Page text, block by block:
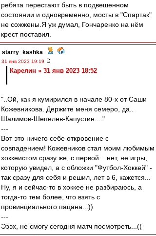
ребята перестают быть в подвешенном
состоянии и одновременно, мосты в "Спартак"
не сожжены.Я уж думал, Гончаренко на нём
крест поставил.
starry_kashka -
31 янв 2023 19:19
Карелин » 31 янв 2023 18:52
"..Ой, как я кумирился в начале 80-х от Саши
Кожевникова. Держите меня семеро, да..
Шалимов-Шепелев-Капустин...."
---
Вот это ничего себе откровение с
совпадением! Кожевников стал моим любимым
хоккеистом сразу же, с первой... нет, не игры,
которую увидел, а с обложки "Футбол-Хоккей" -
так сразу для себя и решил, лет в 6, кажется...
Ну, я и сейчас-то в хоккее не разбираюсь, а
тогда-то тем более, что взять с
провинциального пацана...))
---
Эээх, не смогу сегодня матч посмотреть...((